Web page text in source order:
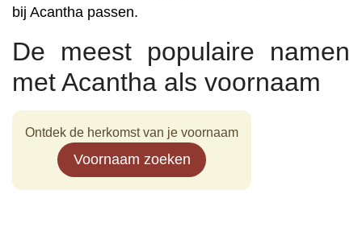
bij Acantha passen.
De meest populaire namen
met Acantha als voornaam
Ontdek de herkomst van je voornaam
Voornaam zoeken